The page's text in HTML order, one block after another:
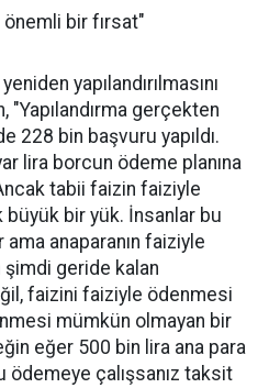
önemli bir fırsat"
yapılandırılmasını
"Yapılandırma gerçekten
228 bin başvuru yapıldı.
lira borcun ödeme planına
tabii faizin faiziyle
bir yük. İnsanlar bu
anaparanın faiziyle
şimdi geride kalan
faizini faiziyle ödenmesi
mümkün olmayan bir
eğer 500 bin lira ana para
çalışsanız taksit